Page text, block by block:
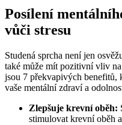
Posílení
vůči stresu
Studená sprcha není jen
také může mít pozitivní vliv
jsou 7 překvapivých benefitů,
vaše mentální zdraví a
Zlepšuje krevní oběh:
stimulovat krevní oběh a